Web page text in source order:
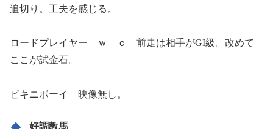
追切り。工夫を感じる。
ロードプレイヤー ｗ ｃ 前走は相手がGI級。改めて
ここが試金石。
ビキニボーイ 映像無し。
好調教馬